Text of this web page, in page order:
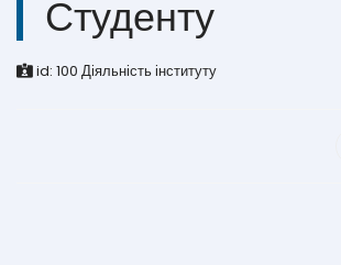
Студенту
id: 100 Діяльність інституту